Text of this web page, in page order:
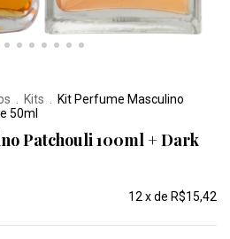
Kits
Kit Perfume Masculino
50ml
Patchouli 100ml + Dark
12 x de R$15,42